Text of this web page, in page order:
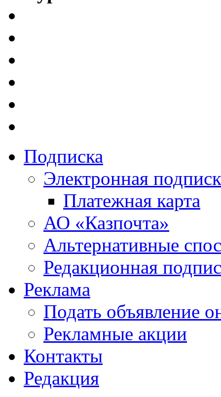
Подписка
Электронная
Платежная карта
АО «Казпочта»
Альтернативные
Редакционная
Реклама
Подать объявление
Рекламные акции
Контакты
Редакция